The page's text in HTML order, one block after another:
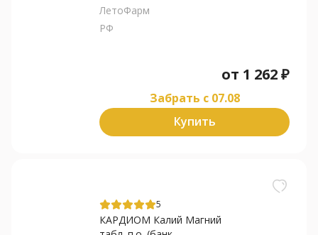
ЛетоФарм
РФ
от 1 262₽
Забрать c 07.08
Купить
5
КАРДИОМ Калий Магний